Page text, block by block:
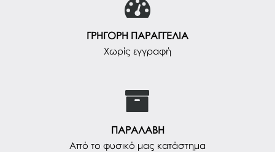
ΓΡΗΓΟΡΗ ΠΑΡΑΓΓΕΛΙΑ
Χωρίς εγγραφή
ΠΑΡΑΛΑΒΗ
Από το φυσικό μας κατάστημα